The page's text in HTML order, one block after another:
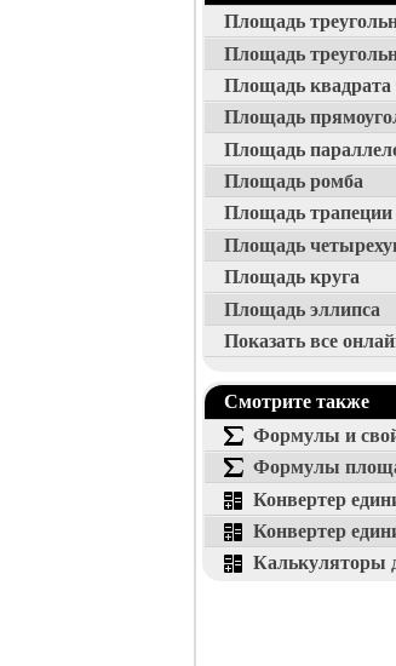
Площадь
Площадь
Площадь квадрата
Площадь
Площадь
Площадь ромба
Площадь трапеции
Площадь
Площадь круга
Площадь эллипса
Показать все
Смотрите также
Формулы и
Формулы
Конвертер
Конвертер
Калькуляторы